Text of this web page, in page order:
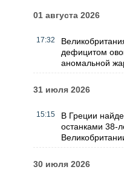
01 августа 2026
17:32
дефицитом
аномальной
31 июля 2026
15:15
В Греции
останками 38-
30 июля 2026